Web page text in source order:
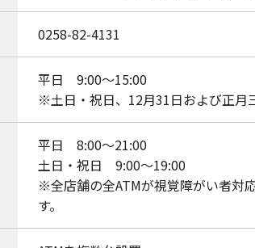
0258-82-4131
平日 9:00～15:00
※土日・祝日、12月31日および正月
平日 8:00～21:00
土日・祝日 9:00～19:00
※全店舗の全ATMが視覚障がい者対
す。